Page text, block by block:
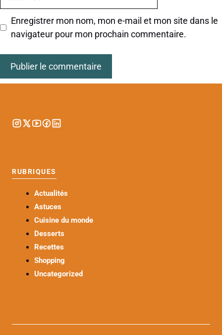
Enregistrer mon nom, mon e-mail et mon site dans le
navigateur pour mon prochain commentaire.
RUBRIQUES
Actualités
Astuces
Cuisine du monde
Desserts
Recettes
Shopping
Uncategorized